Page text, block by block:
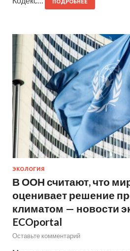
ПОДРОБНЕЕ
ЭКОЛОГИЯ
В ООН считают, что
оценивает решение
климатом — новости
ECOportal
Оставьте комментарий